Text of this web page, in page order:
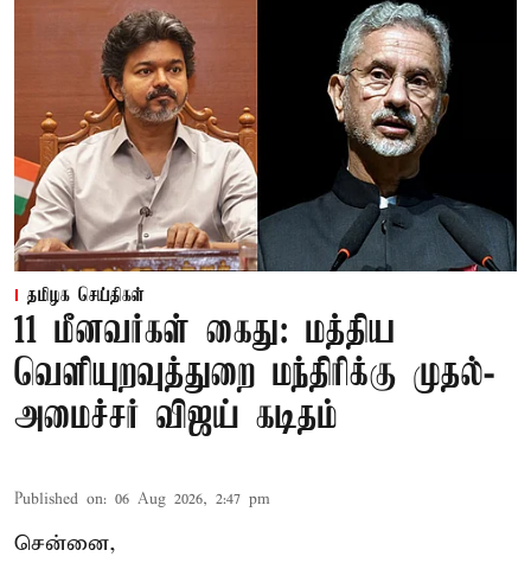
தமிழக செய்திகள்
11 மீனவர்கள் கைது: மத்திய
வெளியுறவுத்துறை மந்திரிக்கு முதல்-
அமைச்சர் விஜய் கடிதம்
Published on: 06 Aug 2026, 2:47 pm
சென்னை,